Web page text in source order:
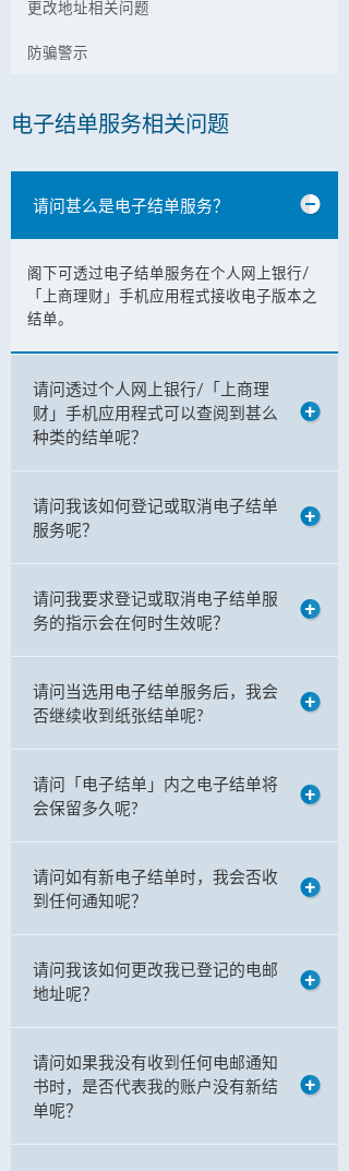
更改地址相关问题
防骗警示
电子结单服务相关问题
请问甚么是电子结单服务？
阁下可透过电子结单服务在个人网上银行/
「上商理财」手机应用程式接收电子版本之
结单。
请问透过个人网上银行/「上商理
财」手机应用程式可以查阅到甚么
种类的结单呢？
请问我该如何登记或取消电子结单
服务呢？
请问我要求登记或取消电子结单服
务的指示会在何时生效呢？
请问当选用电子结单服务后，我会
否继续收到纸张结单呢?
请问「电子结单」内之电子结单将
会保留多久呢?
请问如有新电子结单时，我会否收
到任何通知呢？
请问我该如何更改我已登记的电邮
地址呢？
请问如果我没有收到任何电邮通知
书时，是否代表我的账户没有新结
单呢？